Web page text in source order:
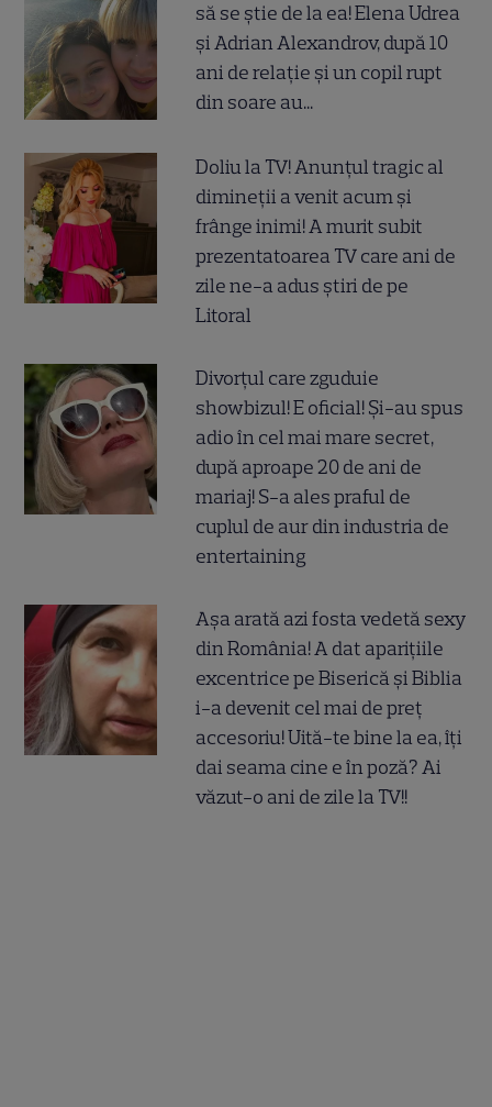
să se știe de la ea! Elena Udrea
și Adrian Alexandrov, după 10
ani de relație și un copil rupt
din soare au...
Doliu la TV! Anunțul tragic al
dimineții a venit acum și
frânge inimi! A murit subit
prezentatoarea TV care ani de
zile ne-a adus știri de pe
Litoral
Divorțul care zguduie
showbizul! E oficial! Și-au spus
adio în cel mai mare secret,
după aproape 20 de ani de
mariaj! S-a ales praful de
cuplul de aur din industria de
entertaining
Așa arată azi fosta vedetă sexy
din România! A dat aparițiile
excentrice pe Biserică și Biblia
i-a devenit cel mai de preț
accesoriu! Uită-te bine la ea, îți
dai seama cine e în poză? Ai
văzut-o ani de zile la TV!!